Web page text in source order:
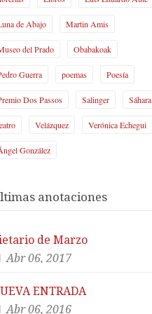
de Abajo Martin Amis
del Prado Obabakoak
Guerra poemas Poesía
Dos Passos Salinger Sáhara
Velázquez Verónica Echegui
González
anotaciones
de Marzo
Abr 06, 2017
ENTRADA
Abr 06, 2016